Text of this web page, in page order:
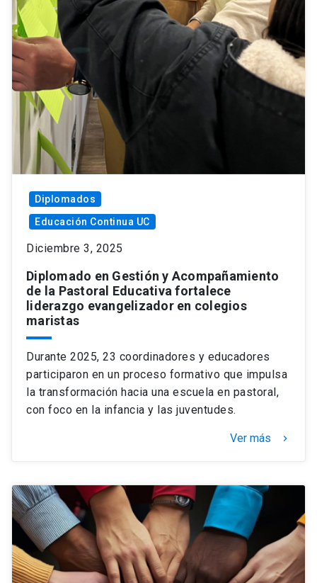
Diplomados
Educación Continua UC
Diciembre 3, 2025
Diplomado en Gestión y Acompañamiento
de la Pastoral Educativa fortalece
liderazgo evangelizador en colegios
maristas
Durante 2025, 23 coordinadores y educadores
participaron en un proceso formativo que impulsa
la transformación hacia una escuela en pastoral,
con foco en la infancia y las juventudes.
Ver más keyboard_arrow_right